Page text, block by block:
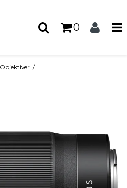
0
Objektiver /